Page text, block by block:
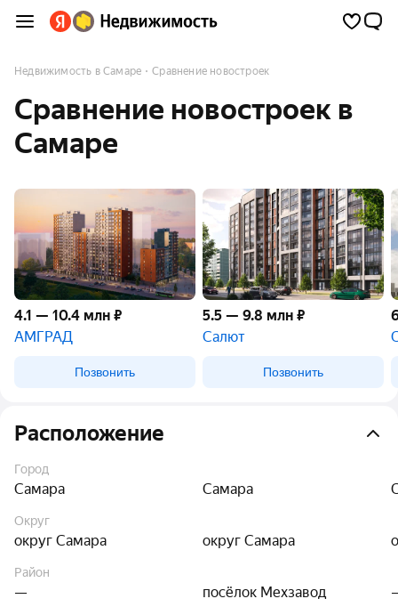
Сравнение новостроек
Недвижимость в Самаре
Сравнение новостроек в
Самаре
4.1 — 10.4 млн ₽ 5.5 — 9.8 млн ₽
АМГРАД
Салют
Позвонить Позвонить
Расположение
Город
Самара Самара
Округ
округ Самара округ Самара
Район
— посёлок Мехзавод